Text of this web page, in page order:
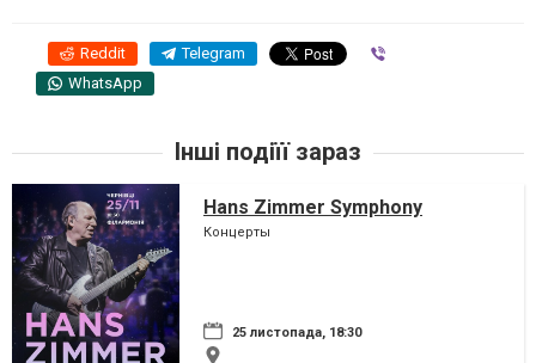
Reddit Telegram
WhatsApp
Інші подіїї зараз
Hans Zimmer Symphony
Концерты
25 листопада, 18:30